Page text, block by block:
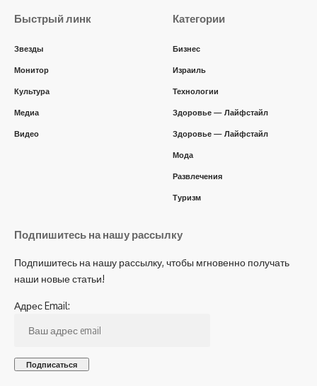
Быстрый линк
Звезды
Монитор
Культура
Медиа
Видео
Категории
Бизнес
Израиль
Технологии
Здоровье — Лайфстайл
Здоровье — Лайфстайл
Мода
Развлечения
Туризм
Подпишитесь на нашу рассылку
Подпишитесь на нашу рассылку, чтобы мгновенно получать
наши новые статьи!
Адрес Email: